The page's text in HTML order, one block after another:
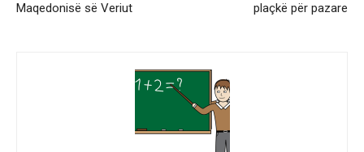
Maqedonisë së Veriut
plaçkë për pazare